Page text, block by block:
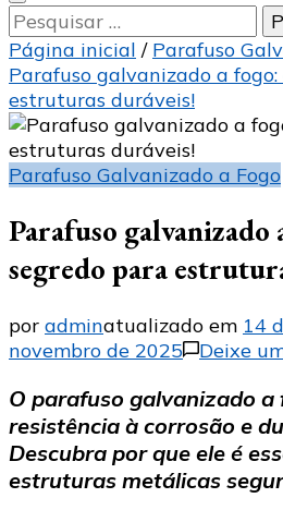
Pesquisar
por:
Página inicial / Parafuso
Parafuso galvanizado a
estruturas duráveis!
Parafuso Galvanizado a Fogo
Parafuso galvanizado
segredo para
por adminatualizado em 14
novembro de 2025
Deixe
O parafuso galvanizado
resistência à corrosão e
Descubra por que ele é
estruturas metálicas